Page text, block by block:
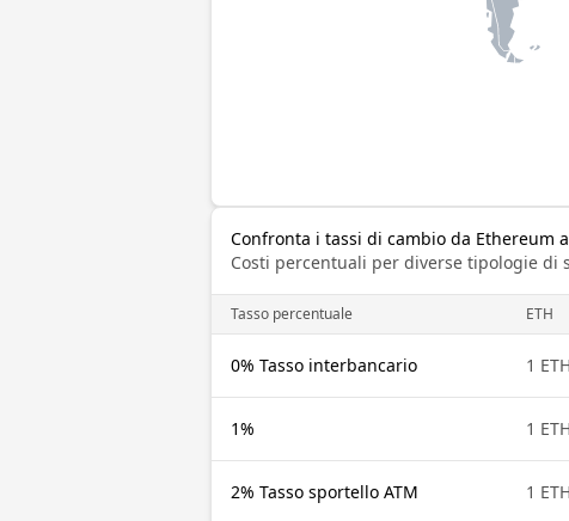
Confronta i tassi di cambio da Ethereum
Costi percentuali per diverse tipologie di
Tasso percentuale ETH
0% Tasso interbancario 1 ETH
1% 1 ETH
2% Tasso sportello ATM 1 ETH